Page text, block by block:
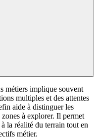
métiers implique souvent
multiples et des attentes
aide à distinguer les
à explorer. Il permet
la réalité du terrain tout en
métier.